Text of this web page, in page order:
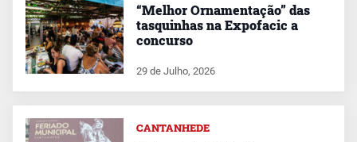
“Melhor Ornamentação” das
tasquinhas na Expofacic a
concurso
29 de Julho, 2026
CANTANHEDE